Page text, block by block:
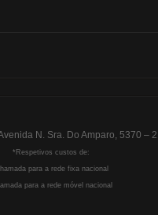
N. Sra. Do Amparo, 5370 –
*Respetivos custos de:
para a rede fixa nacional
para a rede móvel nacional